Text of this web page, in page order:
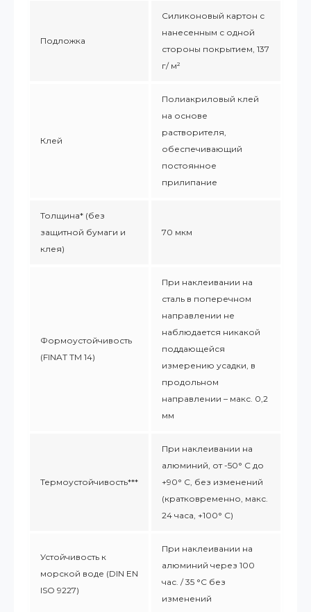
Подложка
Силиконовый картон с
нанесенным с одной
стороны покрытием, 137
г/ м²
Клей
Полиакриловый клей
на основе
растворителя,
обеспечивающий
постоянное
прилипание
Толщина* (без
защитной бумаги и
клея)
70 мкм
Формоустойчивость
(FINAT TM 14)
При наклеивании на
сталь в поперечном
направлении не
наблюдается никакой
поддающейся
измерению усадки, в
продольном
направлении – макс. 0,2
мм
Термоустойчивость***
При наклеивании на
алюминий, от -50° С до
+90° С, без изменений
(кратковременно, макс.
24 часа, +100° С)
Устойчивость к
морской воде (DIN EN
ISO 9227)
При наклеивании на
алюминий через 100
час. / 35 °C без
изменений